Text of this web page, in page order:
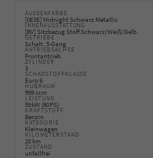
AUSSENFARBE
[0E0E] Midnight Schwarz Metallic
INNENAUSSTATTUNG
[BV] Sitzbezug Stoff Schwarz/Weiß/Gelb
GETRIEBE
Schalt. 5-Gang
ANTRIEBSACHSE
Frontantrieb
ZYLINDER
3
SCHADSTOFFKLASSE
Euro 6
HUBRAUM
999 ccm
LEISTUNG
59 kW (80 PS)
KRAFTSTOFF
Benzin
KATEGORIE
Kleinwagen
KILOMETERSTAND
20 km
ZUSTAND
unfallfrei